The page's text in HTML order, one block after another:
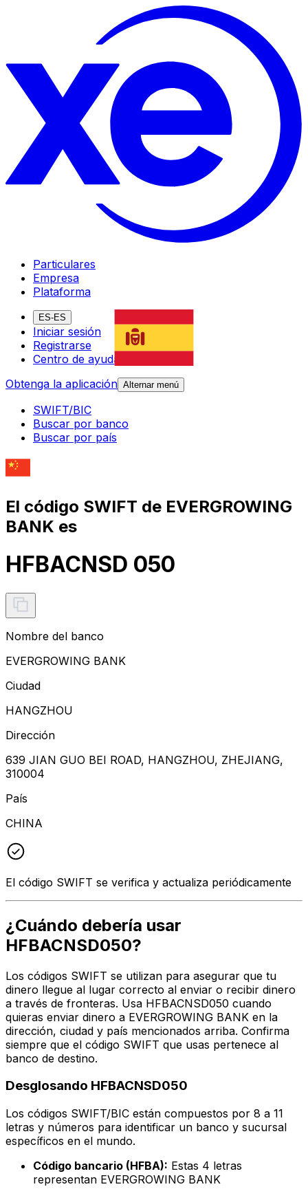
Particulares
Empresa
Plataforma
ES-ES
Iniciar sesión
Registrarse
Centro de ayuda
Obtenga la aplicación Alternar menú
SWIFT/BIC
Buscar por banco
Buscar por país
El código SWIFT de EVERGROWING
BANK es
HFBACNSD 050
Nombre del banco
EVERGROWING BANK
Ciudad
HANGZHOU
Dirección
639 JIAN GUO BEI ROAD, HANGZHOU, ZHEJIANG,
310004
País
CHINA
El código SWIFT se verifica y actualiza periódicamente
¿Cuándo debería usar
HFBACNSD050?
Los códigos SWIFT se utilizan para asegurar que tu
dinero llegue al lugar correcto al enviar o recibir dinero
a través de fronteras. Usa HFBACNSD050 cuando
quieras enviar dinero a EVERGROWING BANK en la
dirección, ciudad y país mencionados arriba. Confirma
siempre que el código SWIFT que usas pertenece al
banco de destino.
Desglosando HFBACNSD050
Los códigos SWIFT/BIC están compuestos por 8 a 11
letras y números para identificar un banco y sucursal
específicos en el mundo.
Código bancario (HFBA): Estas 4 letras
representan EVERGROWING BANK